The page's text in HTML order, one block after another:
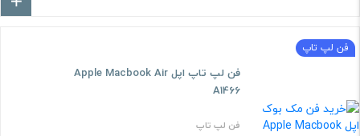
فن لپ تاپ
فن لپ تاپ اپل Apple Macbook Air
A1466
فن لپ تاپ